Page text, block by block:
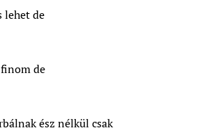
lehet de
de
ész nélkül csak